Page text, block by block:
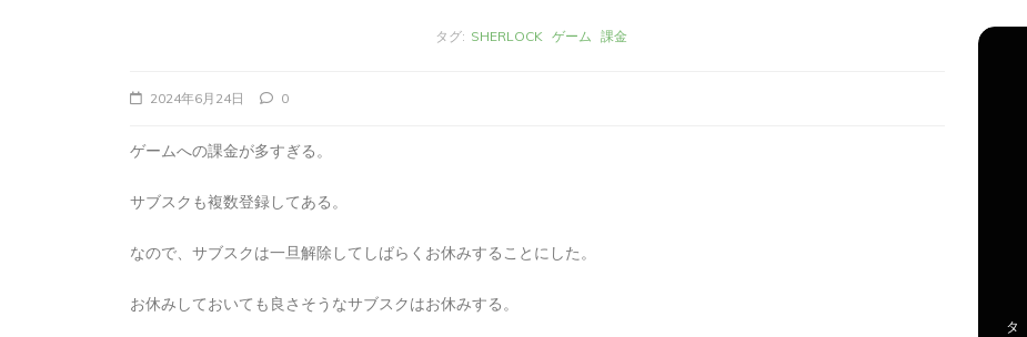
タグ: SHERLOCK ゲーム 課金
2024年6月24日 0
ゲームへの課金が多すぎる。
サブスクも複数登録してある。
なので、サブスクは一旦解除してしばらくお休みすることにした。
お休みしておいても良さそうなサブスクはお休みする。
タ